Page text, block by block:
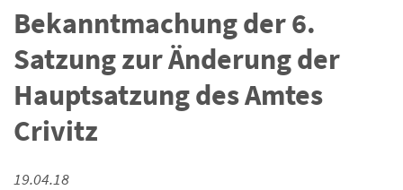
Bekanntmachung der 6.
Satzung zur Änderung der
Hauptsatzung des Amtes
Crivitz
19.04.18